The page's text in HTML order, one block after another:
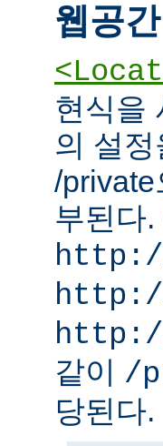
웹공
현식을
의 설
/
부된다
같이 /
당된다.